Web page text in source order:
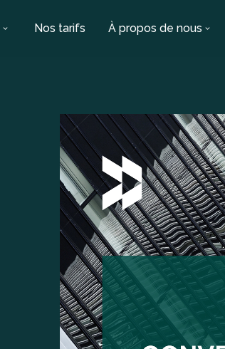
Nos tarifs À propos de nous